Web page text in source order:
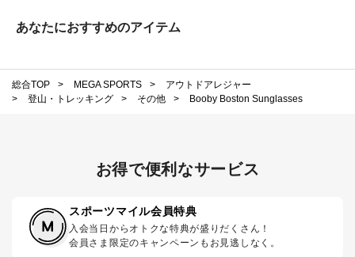
あなたにおすすめのアイテム
総合TOP > MEGA SPORTS >
アウトドアレジャー
>
登山・トレッキング > その他 > Booby Boston Sunglasses
お得で便利なサービス
スポーツマイル会員特典
入会当日からオトクな特典が盛りだくさん！
会員さま限定のキャンペーンもお見逃しなく。